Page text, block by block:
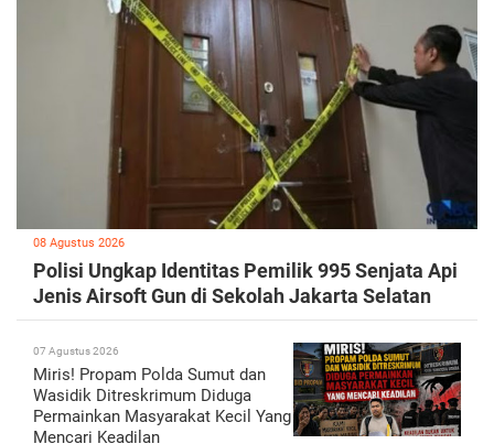
08 Agustus 2026
Polisi Ungkap Identitas Pemilik 995 Senjata Api
Jenis Airsoft Gun di Sekolah Jakarta Selatan
07 Agustus 2026
Miris! Propam Polda Sumut dan
Wasidik Ditreskrimum Diduga
Permainkan Masyarakat Kecil Yang
Mencari Keadilan